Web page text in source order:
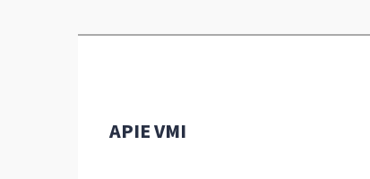
APIE VMI